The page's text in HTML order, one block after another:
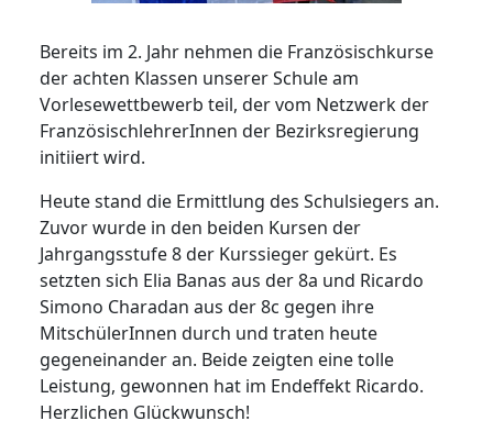
Bereits im 2. Jahr nehmen die Französischkurse
der achten Klassen unserer Schule am
Vorlesewettbewerb teil, der vom Netzwerk der
FranzösischlehrerInnen der Bezirksregierung
initiiert wird.
Heute stand die Ermittlung des Schulsiegers an.
Zuvor wurde in den beiden Kursen der
Jahrgangsstufe 8 der Kurssieger gekürt. Es
setzten sich Elia Banas aus der 8a und Ricardo
Simono Charadan aus der 8c gegen ihre
MitschülerInnen durch und traten heute
gegeneinander an. Beide zeigten eine tolle
Leistung, gewonnen hat im Endeffekt Ricardo.
Herzlichen Glückwunsch!